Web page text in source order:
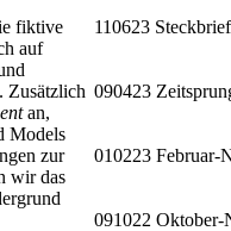
fiktive
auf
Zusätzlich
an,
Models
zur
wir das
110623
090423
010223 Februar-
091022